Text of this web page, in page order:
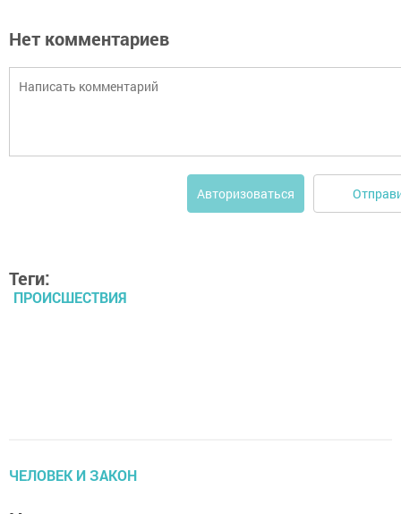
Нет комментариев
Авторизоваться
Теги:
ПРОИСШЕСТВИЯ
ЧЕЛОВЕК И ЗАКОН